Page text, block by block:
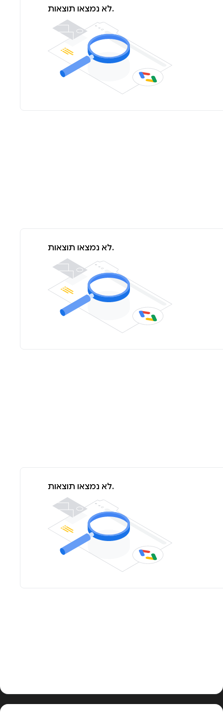
לא נמצאו תוצאות.
לא נמצאו תוצאות.
לא נמצאו תוצאות.